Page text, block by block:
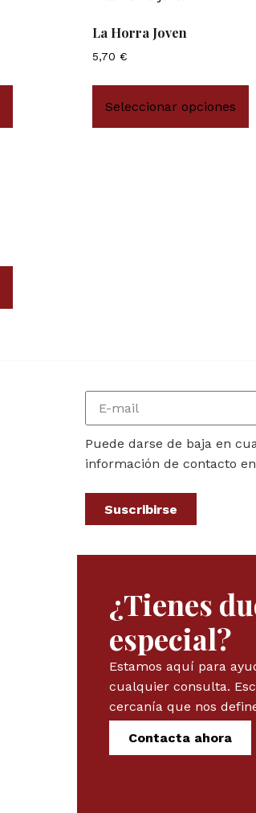
La Horra Joven
5,70€
Seleccionar opciones
Puede darse de baja en
información de contacto
Suscribirse
¿Tienes
especial?
Estamos aquí para
cualquier consulta.
cercanía que nos
Contacta ahora